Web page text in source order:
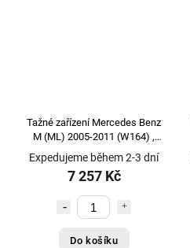
Tažné zařízení Mercedes Benz
M (ML) 2005-2011 (W164) ,
pevné 2 šr., Aragon
Expedujeme během 2-3 dní
7 257 Kč
Do košíku